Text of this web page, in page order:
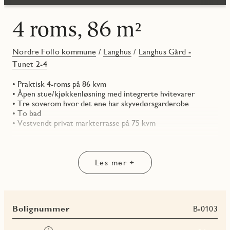
4 roms, 86 m²
Nordre Follo kommune / Langhus / Langhus Gård -
Tunet 2-4
• Praktisk 4-roms på 86 kvm
• Åpen stue/kjøkkenløsning med integrerte hvitevarer
• Tre soverom hvor det ene har skyvedørsgarderobe
• To bad
• Vestvendt privat markterrasse på 75 kvm
Les mer +
Bolignummer B-0103